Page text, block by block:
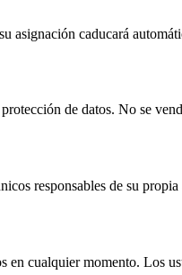
asignación caducará
de datos. No se
responsables de su
cualquier momento. Los